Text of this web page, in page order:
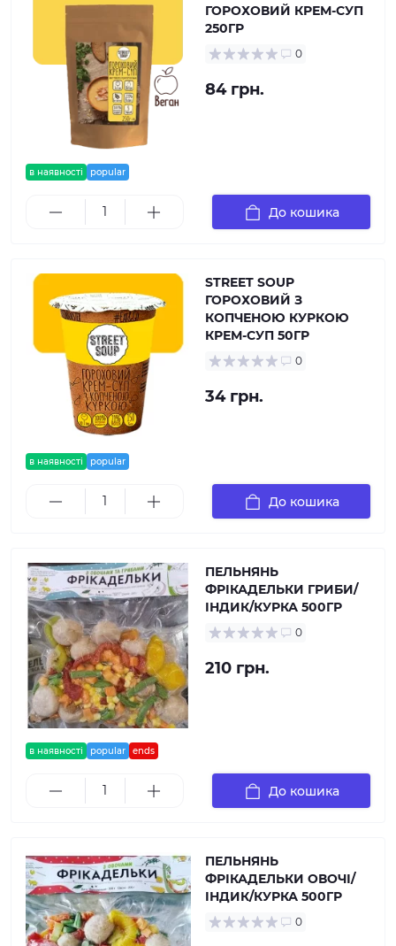
в наявності popular
ГОРОХОВИЙ КРЕМ-СУП
250ГР
0
84 грн.
До кошика
в наявності popular
STREET SOUP
ГОРОХОВИЙ З
КОПЧЕНОЮ КУРКОЮ
КРЕМ-СУП 50ГР
0
34 грн.
До кошика
в наявності popular ends
ПЕЛЬНЯНЬ
ФРІКАДЕЛЬКИ ГРИБИ/
ІНДИК/КУРКА 500ГР
0
210 грн.
До кошика
ПЕЛЬНЯНЬ
ФРІКАДЕЛЬКИ ОВОЧІ/
ІНДИК/КУРКА 500ГР
0